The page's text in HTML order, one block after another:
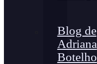
Blog de
Adriana
Botelho